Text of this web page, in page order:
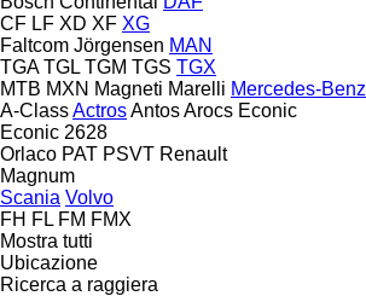
CF LF XD XF XG
Faltcom Jörgensen MAN
TGA TGL TGM TGS TGX
MTB MXN Magneti Marelli Mercedes-Benz
A-ClassActrosAntosArocs Econic
Econic 2628
Orlaco PAT PSVT Renault
Magnum
Scania Volvo
FH FL FM FMX
Mostra tutti
Ubicazione
Ricerca a raggiera